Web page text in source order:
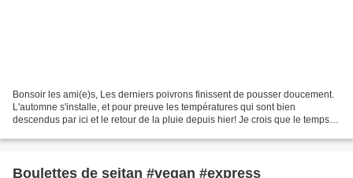
Bonsoir les ami(e)s, Les derniers poivrons finissent de pousser doucement.
L'automne s'installe, et pour preuve les températures qui sont bien
descendus par ici et le retour de la pluie depuis hier! Je crois que le temps
Boulettes de seitan #vegan #express